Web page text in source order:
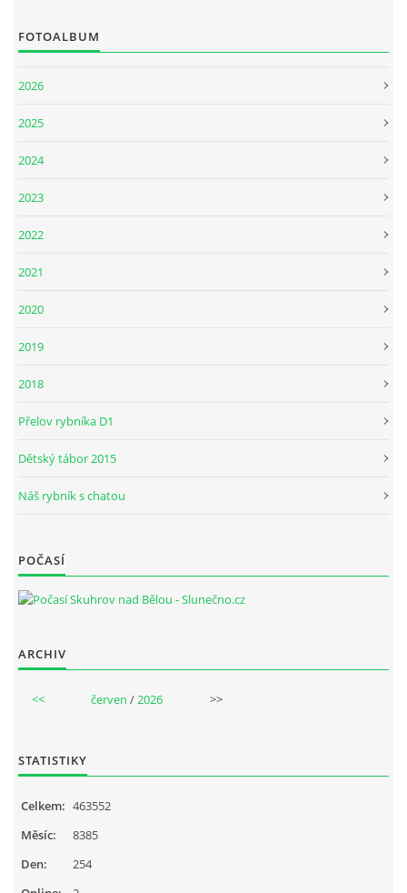
FOTOALBUM
2026
2025
2024
2023
2022
2021
2020
2019
2018
Přelov rybníka D1
Dětský tábor 2015
Náš rybník s chatou
POČASÍ
ARCHIV
<< červen / 2026 >>
STATISTIKY
Celkem: 463552
Měsíc:
8385
Den:
254